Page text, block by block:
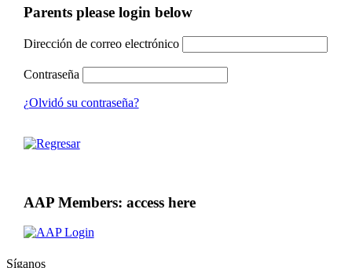
Parents please login below
Dirección de correo electrónico
Contraseña
¿Olvidó su contraseña?
AAP Members: access here
Síganos